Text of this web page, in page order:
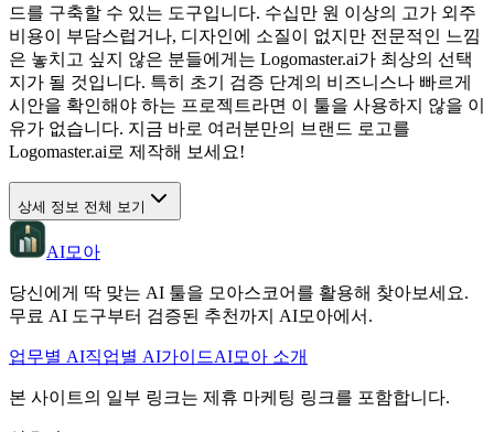
드를 구축할 수 있는 도구입니다. 수십만 원 이상의 고가 외주
비용이 부담스럽거나, 디자인에 소질이 없지만 전문적인 느낌
은 놓치고 싶지 않은 분들에게는 Logomaster.ai가 최상의 선택
지가 될 것입니다. 특히 초기 검증 단계의 비즈니스나 빠르게
시안을 확인해야 하는 프로젝트라면 이 툴을 사용하지 않을 이
유가 없습니다. 지금 바로 여러분만의 브랜드 로고를
Logomaster.ai로 제작해 보세요!
상세 정보 전체 보기
AI모아
당신에게 딱 맞는 AI 툴을 모아스코어를 활용해 찾아보세요.
무료 AI 도구부터 검증된 추천까지 AI모아에서.
업무별 AI직업별 AI가이드AI모아 소개
본 사이트의 일부 링크는 제휴 마케팅 링크를 포함합니다.